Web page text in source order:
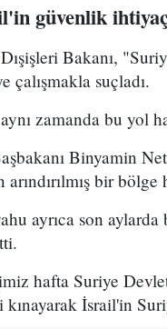
güvenlik
Bakanı,
çalışmakla suçladı.
zamanda bu yol
Binyamin
arındırılmış bir
ayrıca son
hafta Suriye
kınayarak İsrail'in